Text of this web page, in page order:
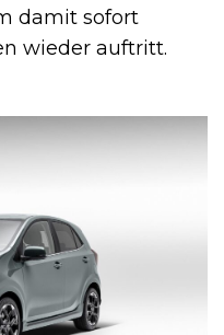
damit sofort
wieder auftritt.